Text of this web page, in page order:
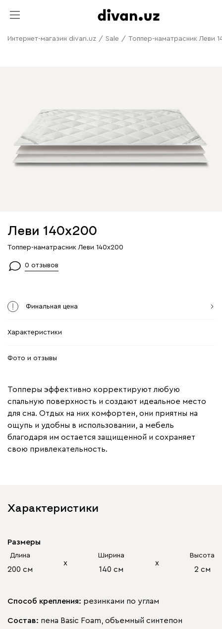
Интернет-магазин divan.uz / Sale / Топпер-наматрасник Леви
Леви 140x200
Топпер-наматрасник Леви 140x200
0 отзывов
Финальная цена
Характеристики
Фото и отзывы
Топперы эффективно корректируют любую
спальную поверхность и создают идеальное место
для сна. Отдых на них комфортен, они приятны на
ощупь и удобны в использовании, а мебель
благодаря им остается защищенной и сохраняет
свою привлекательность.
Характеристики
Размеры
Длина
200 см
х
Ширина
140 см
х
Высота
2 см
Способ крепления: резинками по углам
Состав: пена Basic Foam, объемный синтепон